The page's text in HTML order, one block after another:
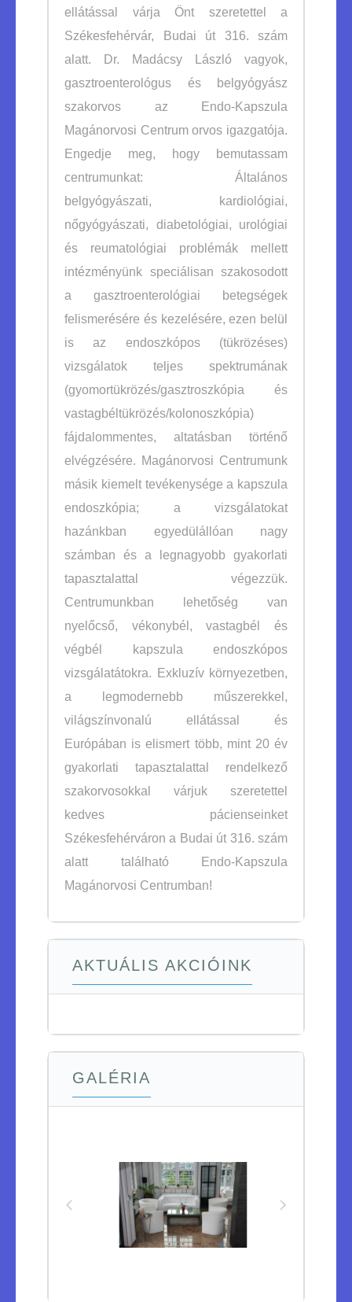
ellátással várja Önt szeretettel a
Székesfehérvár, Budai út 316. szám
alatt. Dr. Madácsy László vagyok,
gasztroenterológus és belgyógyász
szakorvos az Endo-Kapszula
Magánorvosi Centrum orvos igazgatója.
Engedje meg, hogy bemutassam
centrumunkat: Általános
belgyógyászati, kardiológiai,
nőgyógyászati, diabetológiai, urológiai
és reumatológiai problémák mellett
intézményünk speciálisan szakosodott
a gasztroenterológiai betegségek
felismerésére és kezelésére, ezen belül
is az endoszkópos (tükrözéses)
vizsgálatok teljes spektrumának
(gyomortükrözés/gasztroszkópia és
vastagbéltükrözés/kolonoszkópia)
fájdalommentes, altatásban történő
elvégzésére. Magánorvosi Centrumunk
másik kiemelt tevékenysége a kapszula
endoszkópia; a vizsgálatokat
hazánkban egyedülállóan nagy
számban és a legnagyobb gyakorlati
tapasztalattal végezzük.
Centrumunkban lehetőség van
nyelőcső, vékonybél, vastagbél és
végbél kapszula endoszkópos
vizsgálatátokra. Exkluzív környezetben,
a legmodernebb műszerekkel,
világszínvonalú ellátással és
Európában is elismert több, mint 20 év
gyakorlati tapasztalattal rendelkező
szakorvosokkal várjuk szeretettel
kedves pácienseinket
Székesfehérváron a Budai út 316. szám
alatt található Endo-Kapszula
Magánorvosi Centrumban!
AKTUÁLIS AKCIÓINK
GALÉRIA